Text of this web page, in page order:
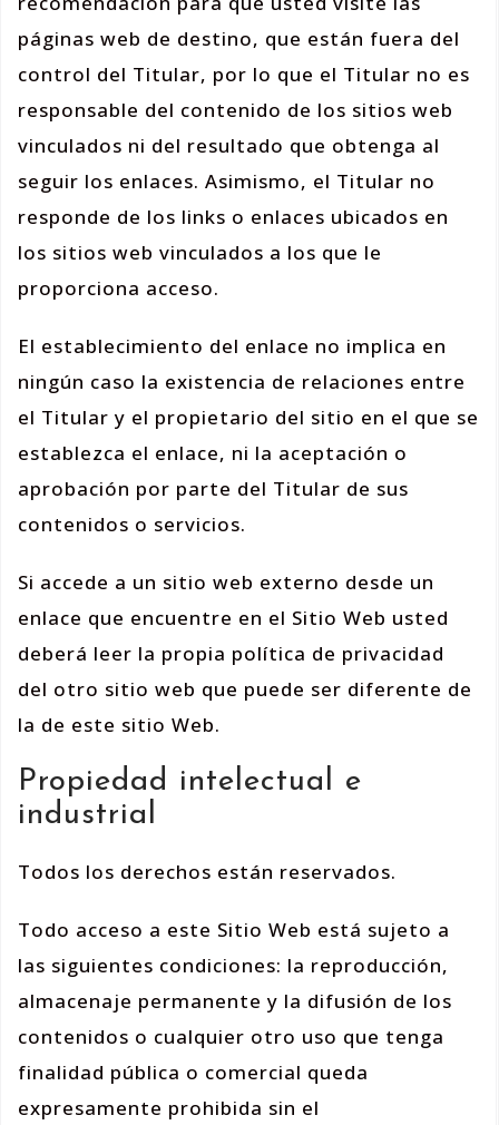
páginas web de destino, que están fuera del
control del Titular, por lo que el Titular no es
responsable del contenido de los sitios web
vinculados ni del resultado que obtenga al
seguir los enlaces. Asimismo, el Titular no
responde de los links o enlaces ubicados en
los sitios web vinculados a los que le
proporciona acceso.
El establecimiento del enlace no implica en
ningún caso la existencia de relaciones entre
el Titular y el propietario del sitio en el que se
establezca el enlace, ni la aceptación o
aprobación por parte del Titular de sus
contenidos o servicios.
Si accede a un sitio web externo desde un
enlace que encuentre en el Sitio Web usted
deberá leer la propia política de privacidad
del otro sitio web que puede ser diferente de
la de este sitio Web.
Propiedad intelectual e
industrial
Todos los derechos están reservados.
Todo acceso a este Sitio Web está sujeto a
las siguientes condiciones: la reproducción,
almacenaje permanente y la difusión de los
contenidos o cualquier otro uso que tenga
finalidad pública o comercial queda
expresamente prohibida sin el